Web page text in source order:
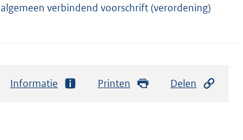
algemeen verbindend voorschrift (verordening)
Informatie Printen Delen